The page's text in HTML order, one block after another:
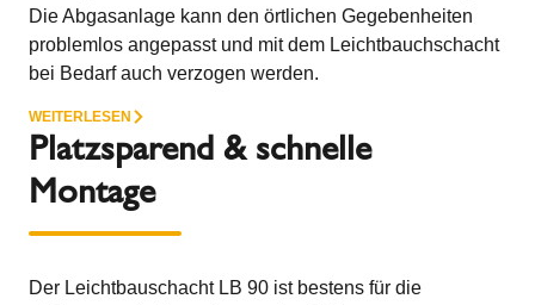
Die Abgasanlage kann den örtlichen Gegebenheiten
problemlos angepasst und mit dem Leichtbauchschacht
bei Bedarf auch verzogen werden.
WEITERLESEN
Platzsparend & schnelle
Montage
Der Leichtbauschacht LB 90 ist bestens für die